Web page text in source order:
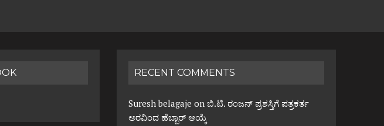
RECENT COMMENTS
Suresh belagaje onಬಿ.ಟಿ. ರಂಜನ್ ಪ್ರಶಸ್ತಿಗೆ ಪತ್ರಕರ್ತ
ಅರವಿಂದ ಹೆಬ್ಬಾರ್ ಆಯ್ಕೆ